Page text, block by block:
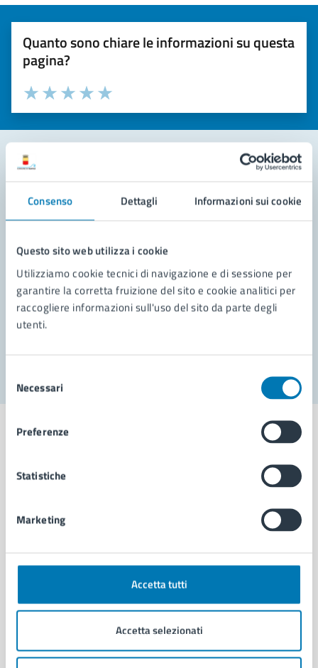
Consenso Dettagli Informazioni sui cookie
Questo sito web utilizza i cookie
Utilizziamo cookie tecnici di navigazione e di sessione per
garantire la corretta fruizione del sito e cookie analitici per
raccogliere informazioni sull'uso del sito da parte degli
utenti.
delNecessari
Preferenze
Statistiche
Marketing
Accetta tutti
Accetta selezionati
Quanto sono chiare le informazioni su questa
pagina?
Valuta la chiarezza delle informazioni (da 1 a 5 stelle)
Seleziona il numero di stelle per valutare la chiarezza delle
Valuta 5 stelle su 5
Valuta 4 stelle su 5
Valuta 3 stelle su 5
Valuta 2 stelle su 5
Valuta 1 stelle su 5
Leggi le domande frequenti
Richiedi assistenza
Prenota appuntamento
Problemi in città
Comune di Napoli
AMMINISTRAZIONE
Organi di governo
Enti e fondazioni
Personale amministrativo